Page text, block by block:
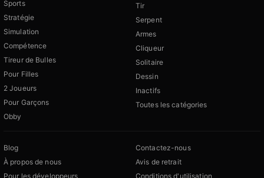
Sports
Stratégie
Simulation
Compétence
Tireur de Bulles
Pour Filles
2 Joueurs
Pour Garçons
Obby
Tir
Serpent
Armes
Cliqueur
Solitaire
Dessin
Inactifs
Toutes les catégories
Blog
À propos de nous
Pour les développeurs
Contactez-nous
Avis de retrait
Conditions d'utilisation